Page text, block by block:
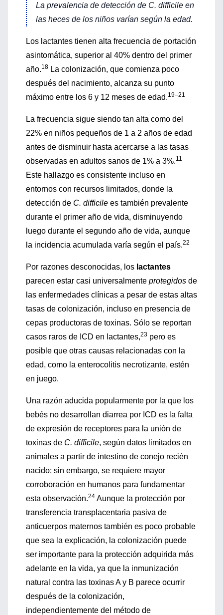
La prevalencia de detección de C. difficile en
las heces de los niños varían según la edad.
Los lactantes tienen alta frecuencia de portación
asintomática, superior al 40% dentro del primer
año.18 La colonización, que comienza poco
después del nacimiento, alcanza su punto
máximo entre los 6 y 12 meses de edad.19–21
La frecuencia sigue siendo tan alta como del
22% en niños pequeños de 1 a 2 años de edad
antes de disminuir hasta acercarse a las tasas
observadas en adultos sanos de 1% a 3%.11
Este hallazgo es consistente incluso en
entornos con recursos limitados, donde la
detección de C. difficile es también prevalente
durante el primer año de vida, disminuyendo
luego durante el segundo año de vida, aunque
la incidencia acumulada varía según el país.22
Por razones desconocidas, los lactantes
parecen estar casi universalmente protegidos de
las enfermedades clínicas a pesar de estas altas
tasas de colonización, incluso en presencia de
cepas productoras de toxinas. Sólo se reportan
casos raros de ICD en lactantes,23 pero es
posible que otras causas relacionadas con la
edad, como la enterocolitis necrotizante, estén
en juego.
Una razón aducida popularmente por la que los
bebés no desarrollan diarrea por ICD es la falta
de expresión de receptores para la unión de
toxinas de C. difficile, según datos limitados en
animales a partir de intestino de conejo recién
nacido; sin embargo, se requiere mayor
corroboración en humanos para fundamentar
esta observación.24 Aunque la protección por
transferencia transplacentaria pasiva de
anticuerpos maternos también es poco probable
que sea la explicación, la colonización puede
ser importante para la protección adquirida más
adelante en la vida, ya que la inmunización
natural contra las toxinas A y B parece ocurrir
después de la colonización,
independientemente del método de